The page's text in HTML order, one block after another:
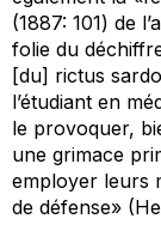
(1887: 101) de
folie du
[du] rictus
l’étudiant en
le provoquer,
une grimace
employer leurs
de défense»